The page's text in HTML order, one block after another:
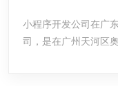
小程序开发公司在广
司，是在广州天河区